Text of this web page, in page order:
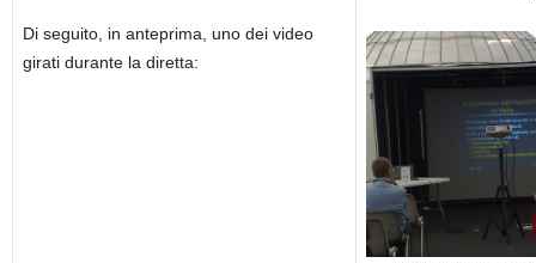
Di seguito, in anteprima, uno dei video
girati durante la diretta: